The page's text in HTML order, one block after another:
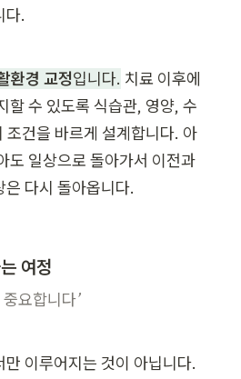
다.
환경 교정입니다. 치료 이후에
할 수 있도록 식습관, 영양, 수
조건을 바르게 설계합니다. 아
도 일상으로 돌아가서 이전과
다시 돌아옵니다.
여정
요합니다’
이루어지는 것이 아닙니다.